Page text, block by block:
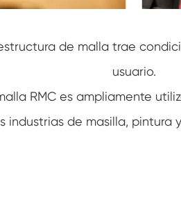
de malla trae
usuario.
RMC es ampliamente
industrias de masilla, pintura